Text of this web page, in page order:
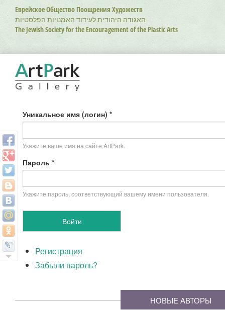
Перейти
основному
содержанию
Еврейское Общество Поощрения Художеств
האגודה היהודית לעידוד האמנויות הפלסטיות
The Jewish Society for the Encouragement of the Plastic Arts
Уникальное имя (логин) *
Укажите ваше имя на сайте ArtPark.
Пароль *
Укажите пароль, соответствующий вашему имени пользователя.
Войти
Регистрация
Забыли пароль?
НОВЫЕ АВТОРЫ